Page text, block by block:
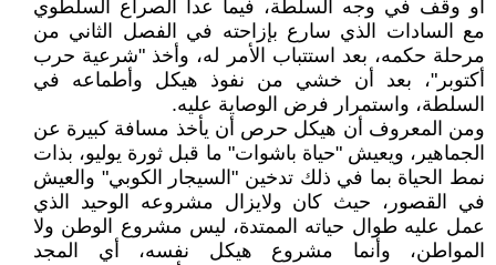
أو وقف في وجه السلطة، فيما عدا الصراع السلطوي
مع السادات الذي سارع بإزاحته في الفصل الثاني من
مرحلة حكمه، بعد استتباب الأمر له، وأخذ "شرعية حرب
أكتوبر"، بعد أن خشي من نفوذ هيكل وأطماعه في
السلطة، واستمرار فرض الوصاية عليه.
ومن المعروف أن هيكل حرص أن يأخذ مسافة كبيرة عن
الجماهير، ويعيش "حياة باشوات" ما قبل ثورة يوليو، بذات
نمط الحياة بما في ذلك تدخين "السيجار الكوبي" والعيش
في القصور، حيث كان ولايزال مشروعه الوحيد الذي
عمل عليه طوال حياته الممتدة، ليس مشروع الوطن ولا
المواطن، وأنما مشروع هيكل نفسه، أي المجد